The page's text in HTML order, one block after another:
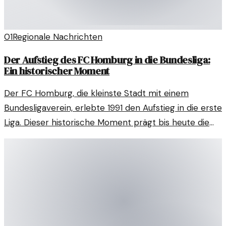
01Regionale Nachrichten
Der Aufstieg des FC Homburg in die Bundesliga:
Ein historischer Moment
Der FC Homburg, die kleinste Stadt mit einem
Bundesligaverein, erlebte 1991 den Aufstieg in die erste
Liga. Dieser historische Moment prägt bis heute die
Region.